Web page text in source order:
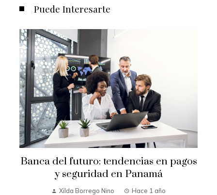
Puede Interesarte
Banca del futuro: tendencias en pagos
y seguridad en Panamá
Xilda Borrego Nino Hace 1 año